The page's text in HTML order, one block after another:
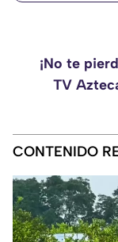
¡No te
TV
CONTENIDO